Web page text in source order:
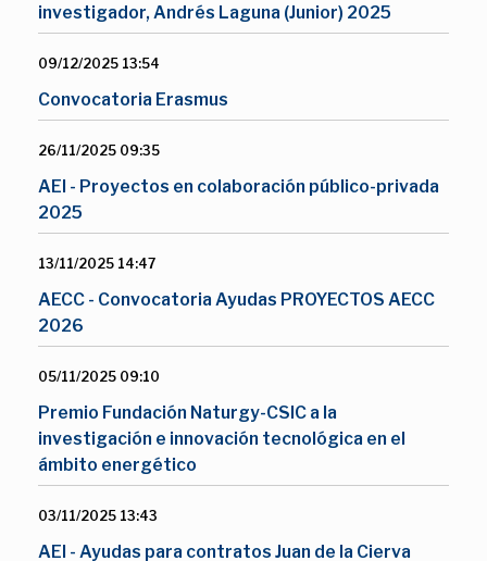
investigador, Andrés Laguna (Junior) 2025
09/12/2025 13:54
Convocatoria Erasmus
26/11/2025 09:35
AEI - Proyectos en colaboración público-privada
2025
13/11/2025 14:47
AECC - Convocatoria Ayudas PROYECTOS AECC
2026
05/11/2025 09:10
Premio Fundación Naturgy-CSIC a la
investigación e innovación tecnológica en el
ámbito energético
03/11/2025 13:43
AEI - Ayudas para contratos Juan de la Cierva